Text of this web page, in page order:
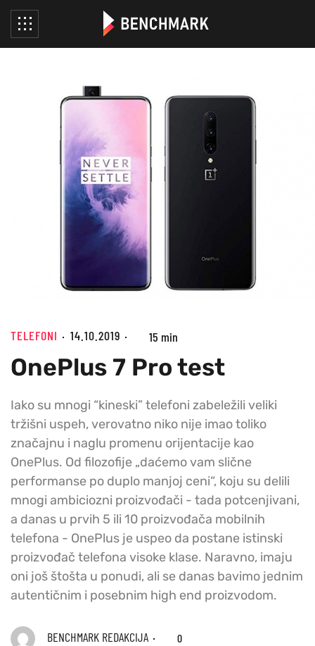
TELEFONI 14.10.2019 15 min
OnePlus 7 Pro test
Iako su mnogi “kineski” telefoni zabeležili veliki
tržišni uspeh, verovatno niko nije imao toliko
značajnu i naglu promenu orijentacije kao
OnePlus. Od filozofije „daćemo vam slične
performanse po duplo manjoj ceni“, koju su delili
mnogi ambiciozni proizvođači - tada potcenjivani,
a danas u prvih 5 ili 10 proizvođača mobilnih
telefona - OnePlus je uspeo da postane istinski
proizvođač telefona visoke klase. Naravno, imaju
oni još štošta u ponudi, ali se danas bavimo jednim
autentičnim i posebnim high end proizvodom.
BENCHMARK REDAKCIJA 0